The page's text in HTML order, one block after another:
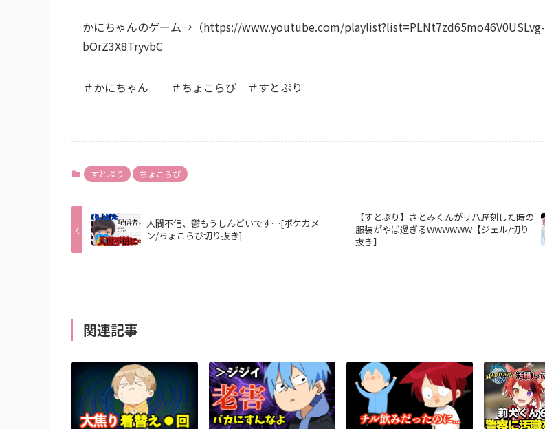
かにちゃんのゲーム→（https://www.youtube.com/playlist?list=PLNt7zd65mo46V0USLvg-
bOrZ3X8TryvbC
＃かにちゃん​ ＃ちょこらび​ ＃すとぷり
すとぷり ちょこらび
人間不信、鬱もうしんどいです…[ポケカメ
ン/ちょこらび切り抜き]
【すとぷり】さとみくんがリハ遅刻した時の
服装がやば過ぎるWWWWWW【ジェル/切り
抜き】
関連記事